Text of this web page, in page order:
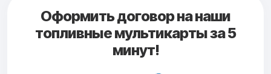
Оформить договор на наши
топливные мультикарты за 5
минут!